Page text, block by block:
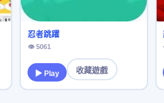
忍者跳躍
👁 5061
▶ Play 收藏遊戲